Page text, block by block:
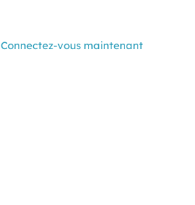
Connectez-vous maintenant